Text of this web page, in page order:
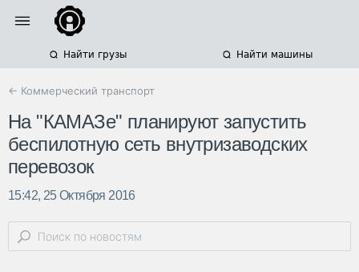
Найти грузы Найти машины
← Коммерческий транспорт
На "КАМАЗе" планируют запустить
беспилотную сеть внутризаводских
перевозок
15:42, 25 Октября 2016